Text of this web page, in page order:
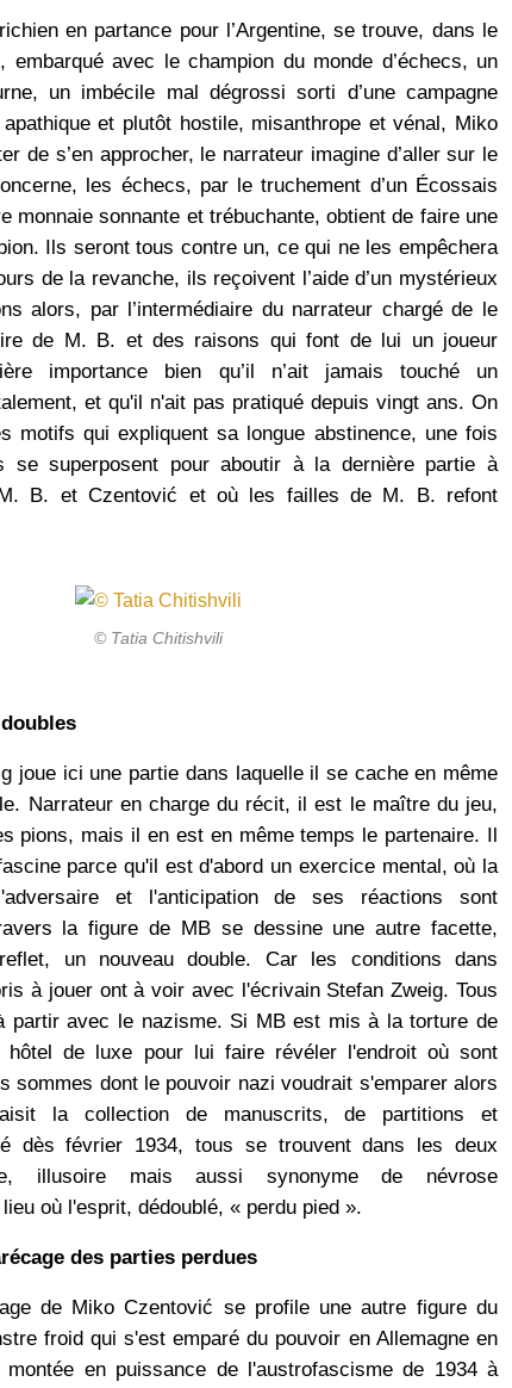
en partance pour l’Argentine, se trouve, dans le
embarqué avec le champion du monde d’échecs, un
un imbécile mal dégrossi sorti d’une campagne
et plutôt hostile, misanthrope et vénal, Miko
de s’en approcher, le narrateur imagine d’aller sur le
les échecs, par le truchement d’un Écossais
monnaie sonnante et trébuchante, obtient de faire une
Ils seront tous contre un, ce qui ne les empêchera
de la revanche, ils reçoivent l’aide d’un mystérieux
alors, par l’intermédiaire du narrateur chargé de le
de M. B. et des raisons qui font de lui un joueur
importance bien qu’il n’ait jamais touché un
et qu'il n'ait pas pratiqué depuis vingt ans. On
motifs qui expliquent sa longue abstinence, une fois
se superposent pour aboutir à la dernière partie à
B. et Czentović et où les failles de M. B. refont
© Tatia Chitishvili
joue ici une partie dans laquelle il se cache en même
Narrateur en charge du récit, il est le maître du jeu,
pions, mais il en est en même temps le partenaire. Il
parce qu'il est d'abord un exercice mental, où la
et l'anticipation de ses réactions sont
la figure de MB se dessine une autre facette,
un nouveau double. Car les conditions dans
à jouer ont à voir avec l'écrivain Stefan Zweig. Tous
partir avec le nazisme. Si MB est mis à la torture de
hôtel de luxe pour lui faire révéler l'endroit où sont
sommes dont le pouvoir nazi voudrait s'emparer alors
la collection de manuscrits, de partitions et
dès février 1934, tous se trouvent dans les deux
illusoire mais aussi synonyme de névrose
où l'esprit, dédoublé, « perdu pied ».
des parties perdues
de MikoCzentović se profile une autre figure du
froid qui s'est emparé du pouvoir en Allemagne en
en puissance de l'austrofascisme de 1934 à